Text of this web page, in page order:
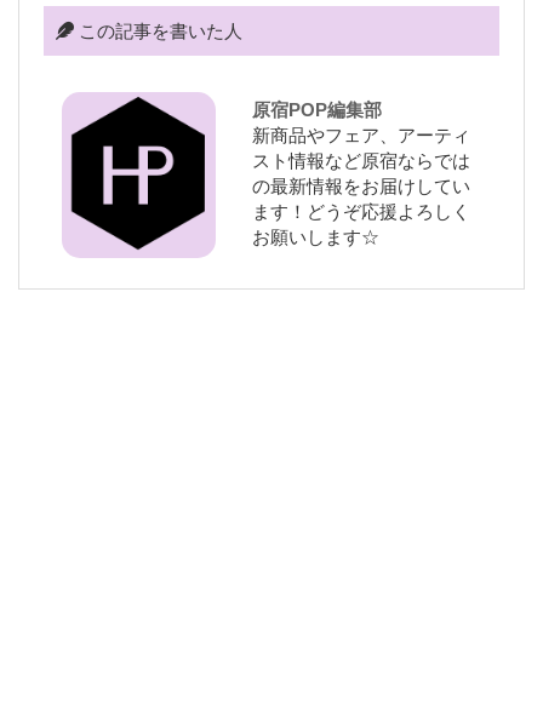
この記事を書いた人
原宿POP編集部
新商品やフェア、アーティ
スト情報など原宿ならでは
の最新情報をお届けしてい
ます！どうぞ応援よろしく
お願いします☆